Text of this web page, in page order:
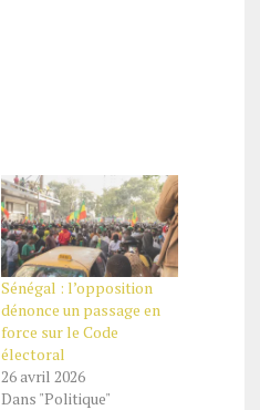
Sénégal : l’opposition
dénonce un passage en
force sur le Code
électoral
26 avril 2026
Dans "Politique"